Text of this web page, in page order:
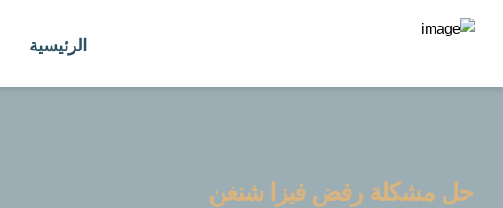
الرئيسية
حل مشكلة رفض فيزا شنغن